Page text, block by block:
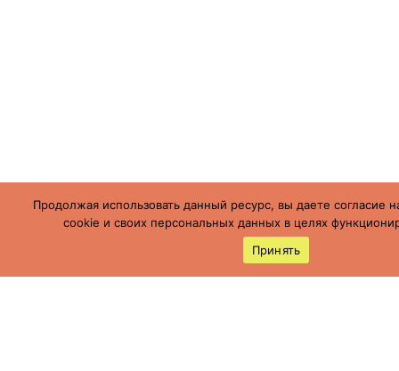
Продолжая использовать данный ресурс, вы даете согласие
cookie и своих персональных данных в целях
Принять